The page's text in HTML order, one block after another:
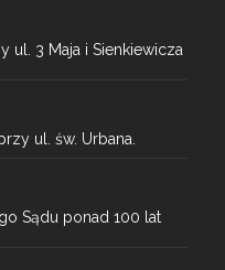
ul. 3 Maja i Sienkiewicza
ul. św. Urbana.
Sądu ponad 100 lat